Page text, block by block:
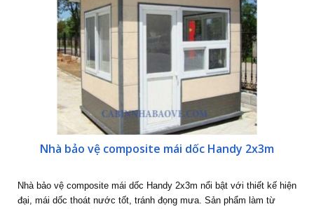
Nhà bảo vệ composite mái dốc Handy 2x3m
Nhà bảo vệ composite mái dốc Handy 2x3m nổi bật với thiết kế hiện
đại, mái dốc thoát nước tốt, tránh đọng mưa. Sản phẩm làm từ